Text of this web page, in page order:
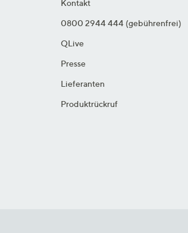
Kontakt
0800 2944 444 (gebührenfrei)
QLive
Presse
Lieferanten
Produktrückruf